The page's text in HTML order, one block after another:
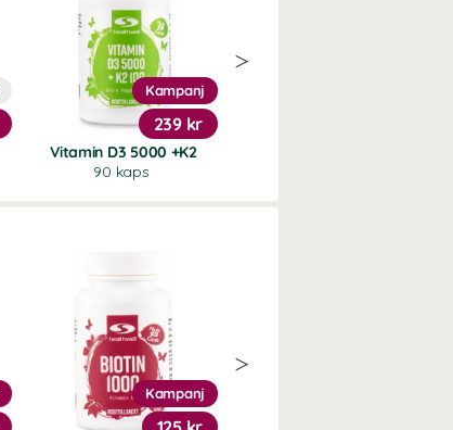
Vitamin D3 5000 +K2
90 kaps
Kampanj
239 kr
Kampanj